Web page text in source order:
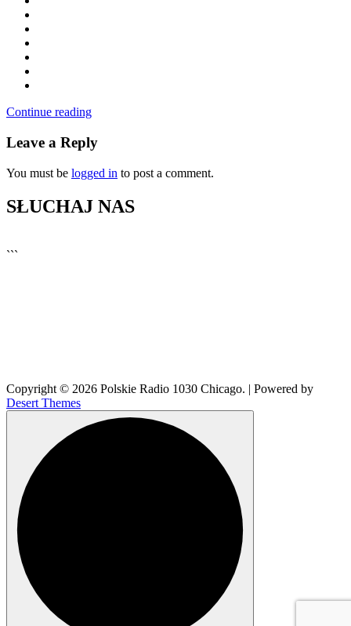
Continue reading
Leave a Reply
You must be logged in to post a comment.
SŁUCHAJ NAS
```
Copyright © 2026 Polskie Radio 1030 Chicago. | Powered by
Desert Themes